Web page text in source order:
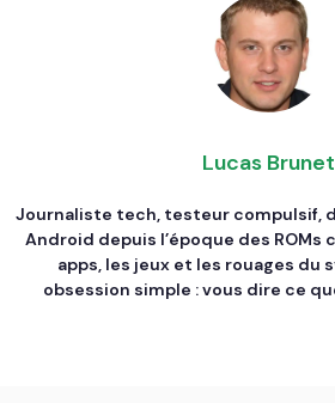
Lucas Brunet
Journaliste tech, testeur compulsif,
Android depuis l’époque des ROMs
apps, les jeux et les rouages du
obsession simple : vous dire ce